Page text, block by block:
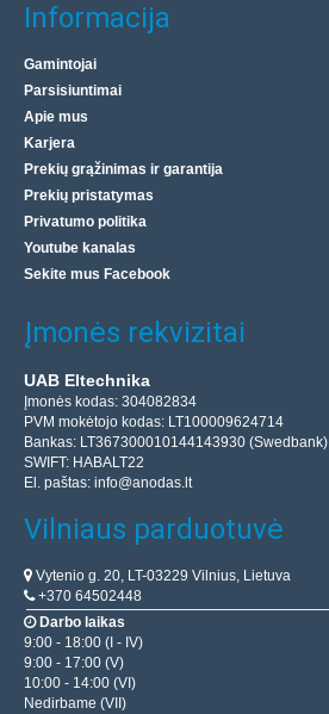
Informacija
Gamintojai
Parsisiuntimai
Apie mus
Karjera
Prekių grąžinimas ir garantija
Prekių pristatymas
Privatumo politika
Youtube kanalas
Sekite mus Facebook
Įmonės rekvizitai
UAB Eltechnika
Įmonės kodas: 304082834
PVM mokėtojo kodas: LT100009624714
Bankas: LT367300010144143930 (Swedbank)
SWIFT: HABALT22
El. paštas: info@anodas.lt
Vilniaus parduotuvė
Vytenio g. 20, LT-03229 Vilnius, Lietuva
+370 64502448
Darbo laikas
9:00 - 18:00 (I - IV)
9:00 - 17:00 (V)
10:00 - 14:00 (VI)
Nedirbame (VII)